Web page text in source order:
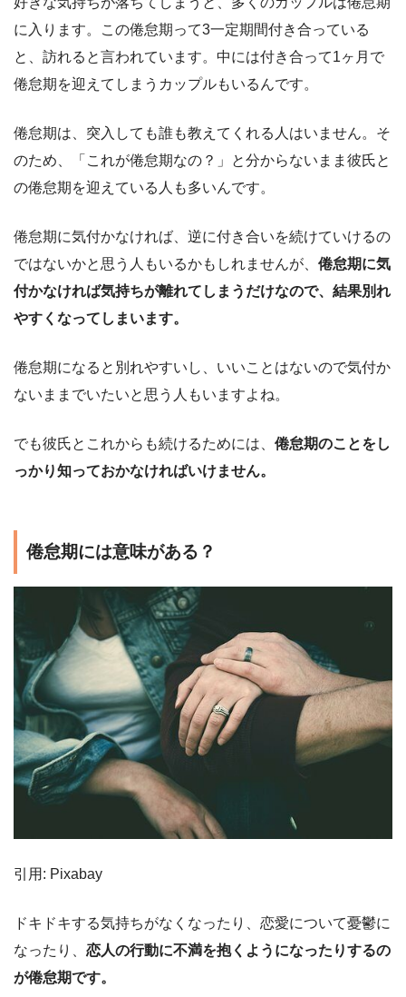
に入ります。この倦怠期って3一定期間付き合っている
と、訪れると言われています。中には付き合って1ヶ月で
倦怠期を迎えてしまうカップルもいるんです。
倦怠期は、突入しても誰も教えてくれる人はいません。そ
のため、「これが倦怠期なの？」と分からないまま彼氏と
の倦怠期を迎えている人も多いんです。
倦怠期に気付かなければ、逆に付き合いを続けていけるの
ではないかと思う人もいるかもしれませんが、 倦怠期に気
付かなければ気持ちが離れてしまうだけなので、結果別れ
やすくなってしまいます。
倦怠期になると別れやすいし、いいことはないので気付か
ないままでいたいと思う人もいますよね。
でも彼氏とこれからも続けるためには、 倦怠期のことをし
っかり知っておかなければいけません。
倦怠期には意味がある？
引用: Pixabay
ドキドキする気持ちがなくなったり、恋愛について憂鬱に
なったり、 恋人の行動に不満を抱くようになったりするの
が倦怠期です。